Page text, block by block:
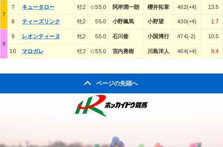
7
7 キュータロー 牡2 ☆55.0 阿岸潤一朗 櫻井拓章 482(+4) 13.5
8 ティーズリンク 牝2 55.0 小野楓馬 小野望 430(+4) 1.7
8
9 レオンティーヌ 牝2 55.0 石川倭 小国博行 474(-2) 10.5
10 マロガレ 牡2 ☆55.0 宮内勇樹 川島洋人 464(+4) 8.4
ページの先頭へ